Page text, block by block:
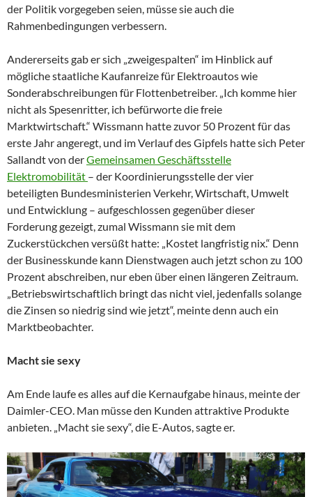
der Politik vorgegeben seien, müsse sie auch die
Rahmenbedingungen verbessern.
Andererseits gab er sich „zweigespalten“ im Hinblick auf
mögliche staatliche Kaufanreize für Elektroautos wie
Sonderabschreibungen für Flottenbetreiber. „Ich komme hier
nicht als Spesenritter, ich befürworte die freie
Marktwirtschaft.“ Wissmann hatte zuvor 50 Prozent für das
erste Jahr angeregt, und im Verlauf des Gipfels hatte sich Peter
Sallandt von derGemeinsamen Geschäftsstelle
Elektromobilität – der Koordinierungsstelle der vier
beteiligten Bundesministerien Verkehr, Wirtschaft, Umwelt
und Entwicklung – aufgeschlossen gegenüber dieser
Forderung gezeigt, zumal Wissmann sie mit dem
Zuckerstückchen versüßt hatte: „Kostet langfristig nix.“ Denn
der Businesskunde kann Dienstwagen auch jetzt schon zu 100
Prozent abschreiben, nur eben über einen längeren Zeitraum.
„Betriebswirtschaftlich bringt das nicht viel, jedenfalls solange
die Zinsen so niedrig sind wie jetzt“, meinte denn auch ein
Marktbeobachter.
Macht sie sexy
Am Ende laufe es alles auf die Kernaufgabe hinaus, meinte der
Daimler-CEO. Man müsse den Kunden attraktive Produkte
anbieten. „Macht sie sexy“, die E-Autos, sagte er.